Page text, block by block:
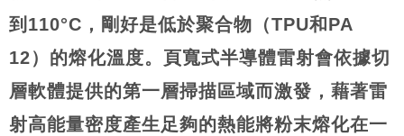
到110°C，剛好是低於聚合物（TPU和PA
12）的熔化溫度。頁寬式半導體雷射會依據切
層軟體提供的第一層掃描區域而激發，藉著雷
射高能量密度產生足夠的熱能將粉末熔化在一